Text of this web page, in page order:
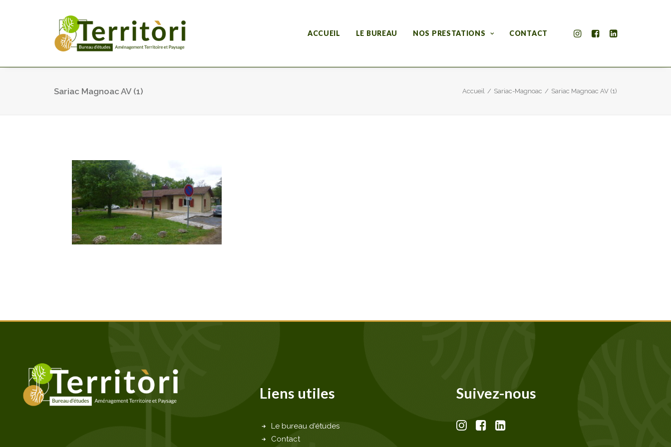
ACCUEIL LE BUREAU NOS PRESTATIONS CONTACT
Sariac Magnoac AV (1) Accueil Sariac-Magnoac Sariac Magnoac AV (1)
Liens utiles
Le bureau d'études
Contact
Suivez-nous